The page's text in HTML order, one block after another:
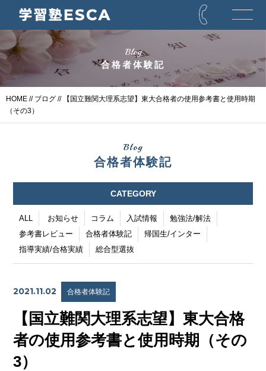
Blog
合格者体験記
HOME // ブログ // 【国立難関大理系志望】東大合格者の使用参考書と使用時期
（その3）
Blog
合格者体験記
CATEGORY
ALL お知らせ コラム 入試情報
勉強法/解法
参考書レビュー
合格者体験記
帰国生/インター
指導実績/合格実績
総合型選抜
2021.11.02 合格者体験記
【国立難関大理系志望】東大合格
者の使用参考書と使用時期（その
3）